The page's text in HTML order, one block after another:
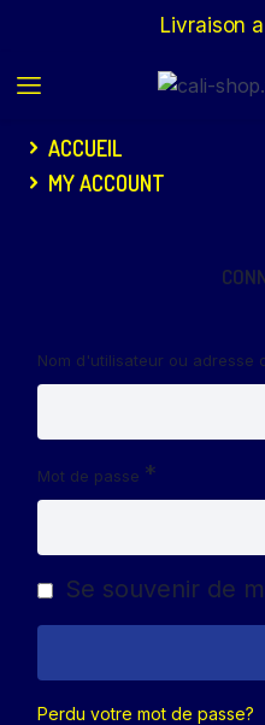
Livraison
ACCUEIL
MY ACCOUNT
Nom d'utilisateur ou adresse
Mot de passe *
Se souvenir de
Perdu votre mot de passe?